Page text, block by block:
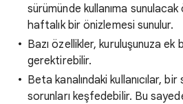
sürümünde kullanıma
haftalık bir önizlemesi sunulur.
Bazı özellikler, kuruluşunuza ek
gerektirebilir.
Beta kanalındaki kullanıcılar, bir
sorunları keşfedebilir. Bu